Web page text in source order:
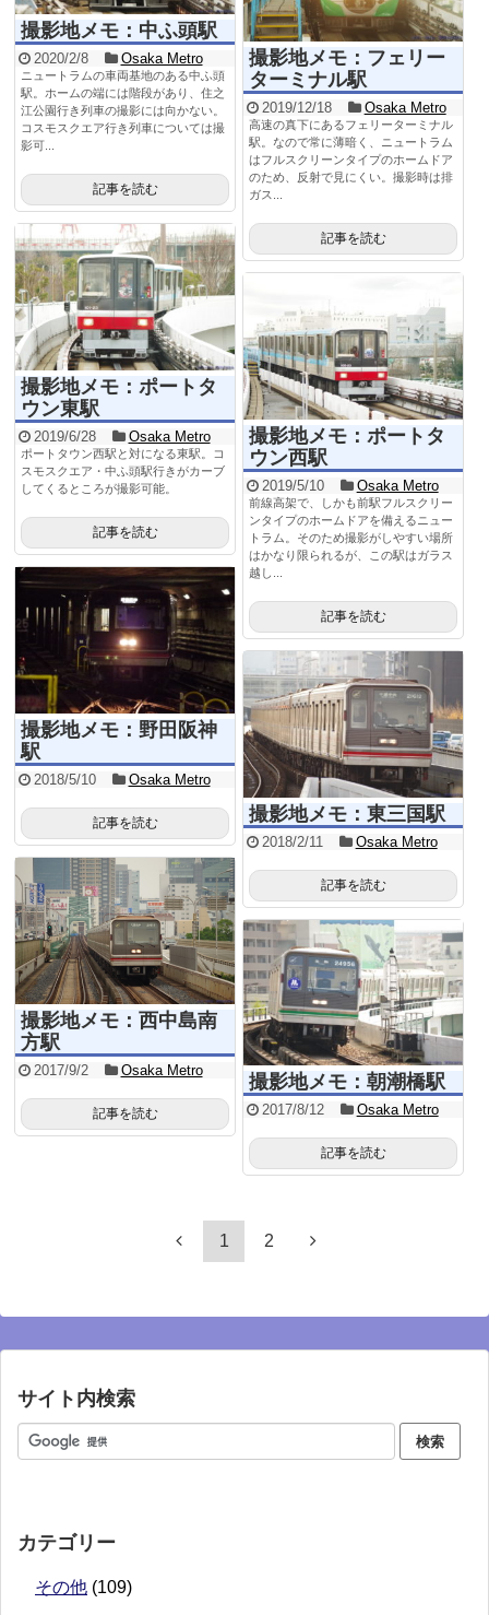
撮影地メモ：中ふ頭駅
2020/2/8 Osaka Metro
ニュートラムの車両基地のある中ふ頭
駅。ホームの端には階段があり、住之
江公園行き列車の撮影には向かない。
コスモスクエア行き列車については撮
影可...
記事を読む
撮影地メモ：フェリー
ターミナル駅
2019/12/18 Osaka Metro
高速の真下にあるフェリーターミナル
駅。なので常に薄暗く、ニュートラム
はフルスクリーンタイプのホームドア
のため、反射で見にくい。撮影時は排
ガス...
記事を読む
撮影地メモ：ポートタ
ウン東駅
2019/6/28 Osaka Metro
ポートタウン西駅と対になる東駅。コ
スモスクエア・中ふ頭駅行きがカーブ
してくるところが撮影可能。
記事を読む
撮影地メモ：ポートタ
ウン西駅
2019/5/10 Osaka Metro
前線高架で、しかも前駅フルスクリー
ンタイプのホームドアを備えるニュー
トラム。そのため撮影がしやすい場所
はかなり限られるが、この駅はガラス
越し...
記事を読む
撮影地メモ：野田阪神
駅
2018/5/10 Osaka Metro
記事を読む 撮影地メモ：東三国駅
2018/2/11 Osaka Metro
記事を読む
撮影地メモ：西中島南
方駅
2017/9/2 Osaka Metro
記事を読む
撮影地メモ：朝潮橋駅
2017/8/12 Osaka Metro
記事を読む
1 2
サイト内検索
カテゴリー
その他 (109)